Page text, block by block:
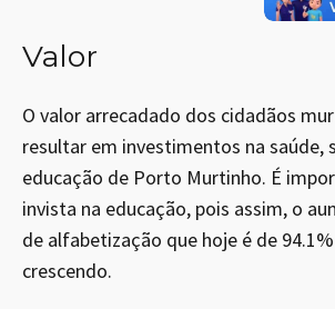
Valor
O valor arrecadado dos cidadãos
resultar em investimentos na saúde,
educação de Porto Murtinho. É
invista na educação, pois assim, o
de alfabetização que hoje é de
crescendo.